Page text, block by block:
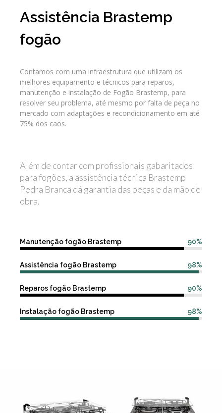
Assistência Brastemp
fogão
Contamos com uma infraestrutura que utilizam os
melhores equipamento e técnicos para reparos,
manutenção e instalação de Fogão Brastemp, para
resolver seu problema, até mesmo por falta de peça no
mercado com adaptações e recondicionamento em até
75% dos caos.
Além de contar com profissionais gabaritados
para fogões, a assistência técnica Brastemp
Pedra Branca dá garantia das peças e da mão de
obra.
90%
Manutenção fogão Brastemp
98%
Assistência fogão Brastemp
90%
Reparos fogão Brastemp
98%
Instalação fogão Brastemp